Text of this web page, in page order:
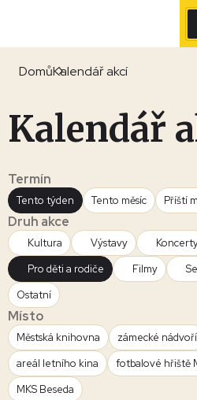
DomůKalendář akcí
Kalendář
Termín
Tento týden Tento měsíc Příští
Druh akce
Kultura Výstavy
Pro děti a rodiče
Filmy
Ostatní
Místo
Městská knihovna zámecké nádvoří
areál letního kina
fotbalové hřiště
MKS Beseda